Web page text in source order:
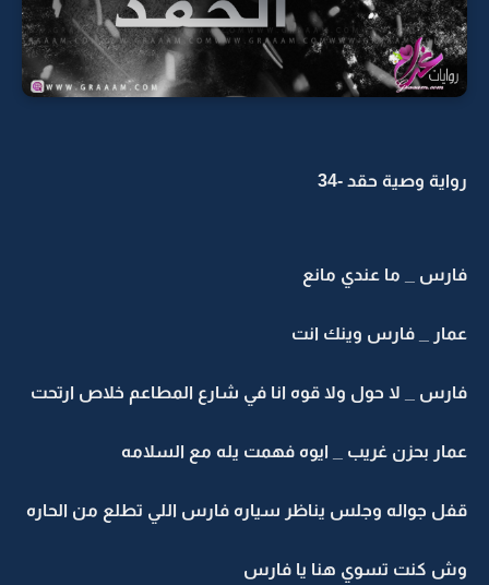
رواية وصية حقد -34
فارس _ ما عندي مانع
عمار _ فارس وينك انت
فارس _ لا حول ولا قوه انا في شارع المطاعم خلاص ارتحت
عمار بحزن غريب _ ايوه فهمت يله مع السلامه
قفل جواله وجلس يناظر سياره فارس اللي تطلع من الحاره
وش كنت تسوي هنا يا فارس